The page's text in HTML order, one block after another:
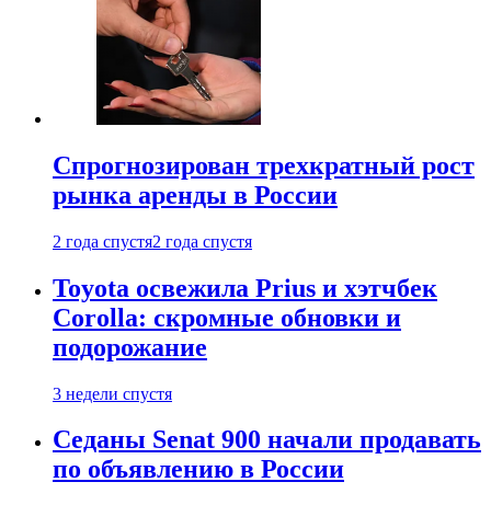
Спрогнозирован трехкратный рост
рынка аренды в России
2 года спустя2 года спустя
Toyota освежила Prius и хэтчбек
Corolla: скромные обновки и
подорожание
3 недели спустя
Седаны Senat 900 начали продавать
по объявлению в России